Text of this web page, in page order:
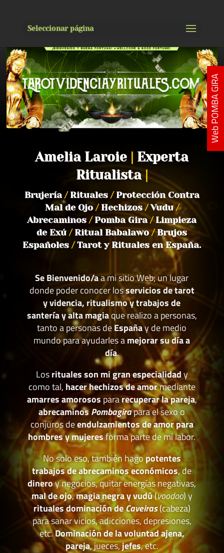
Seleccionar página
Amelia Laroie
Experta
Ritualista
Brujería /Rituales /Protección Contra
Mal de Ojo /Hechizos/Vudu/
Abrecaminos/Pomba Gira/Limpieza
de Exú/Ritual Babalawo/Brujos
Españoles/Tarot y Rituales en España.
Se Bienvenido/aa mi sitio Web; un lugar
donde poder conocer losservicios de tarot
y videncia, ritualismo y trabajos de
santería y alta magiaque realizo a personas,
tanto a personas deEspañay de medio
mundo para ayudarles amejorar su día a
día.
Losrituales son mi gran especialidady
como tal, hacer hechizos de amormediante
amarres amorosospararecuperar la pareja,
abrecaminosPombagirapara el sexo o
conjuros deendulzamientos de amor para
hombres y mujeresforma parte de mi labor.
No solo eso, también hagopotentes
trabajos de abrecaminos económicos, de
dineroy negocios, quitar energías negativas,
mal de ojo,magia negra y vudú(voodoo) y
rituales dominación deCaveiras(cabeza)
para sanar vicios, adicciones, depresiones,
etc.Dominación de la voluntad ajena,
pareja, jueces,jefes, etc.
Web POMBA GIRA